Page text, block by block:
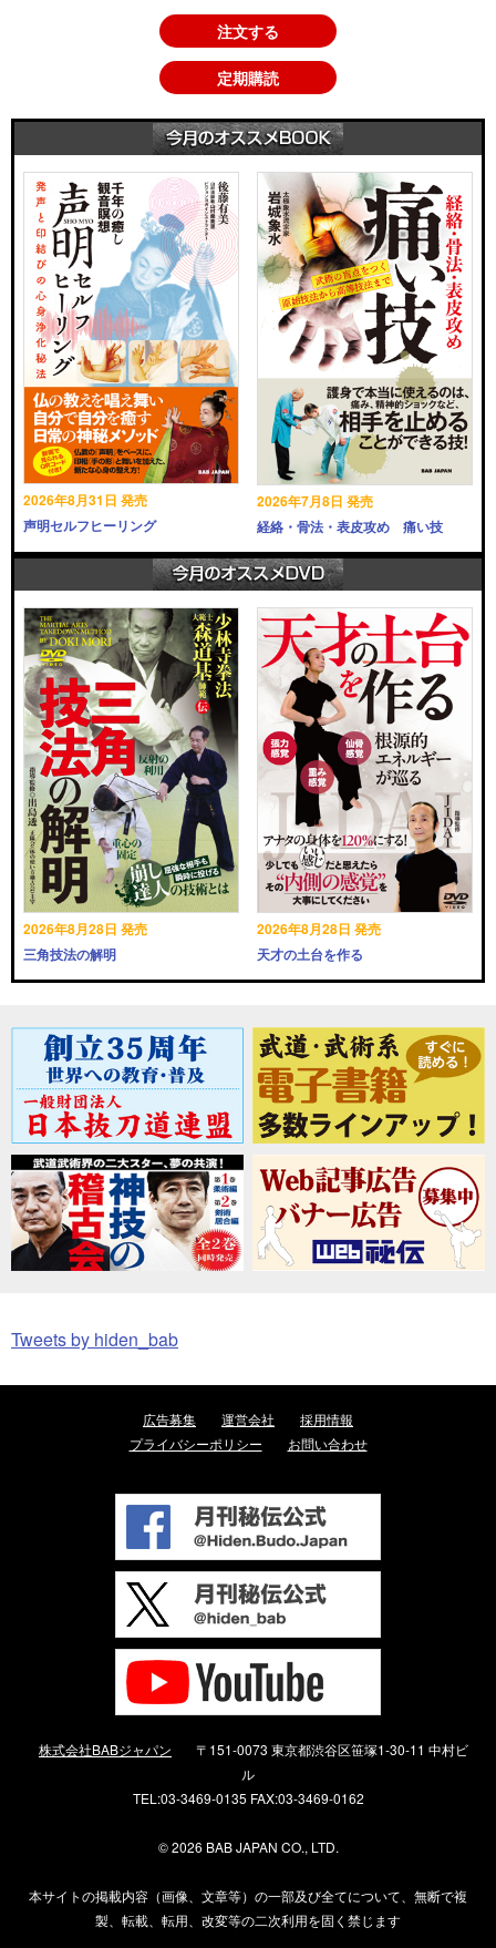
注文する
定期購読
2026年8月31日 発売
声明セルフヒーリング
2026年7月8日 発売
経絡・骨法・表皮攻め 痛い技
2026年8月28日 発売
三角技法の解明
2026年8月28日 発売
天才の土台を作る
Tweets by hiden_bab
広告募集 運営会社
採用情報
プライバシーポリシー
お問い合わせ
株式会社BABジャパン
〒151-0073 東京都渋谷区笹塚1-30-11 中村ビ
ル
TEL:03-3469-0135 FAX:03-3469-0162
©2026 BAB JAPAN CO., LTD.
本サイトの掲載内容（画像、文章等）の一部及び全てについて、無断で複
製、転載、転用、改変等の二次利用を固く禁じます